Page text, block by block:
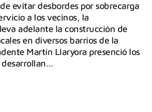
evitar desbordes por sobrecarga
a los vecinos, la
adelante la construcción de
en diversos barrios de la
Martín Llaryora presenció los
desarrollan…